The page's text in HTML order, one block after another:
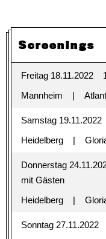
Screenings
Freitag 18.11.2022
Mannheim
Samstag 19.11.2022
Heidelberg
Donnerstag
mit Gästen
Heidelberg
Sonntag 27.11.2022